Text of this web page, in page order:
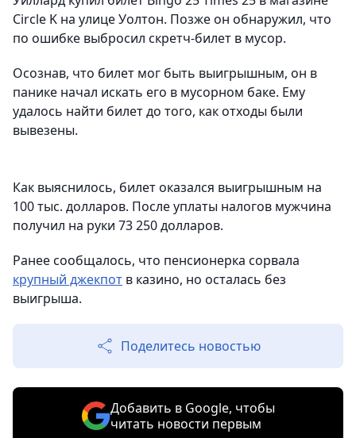
Circle K на улице Уолтон. Позже он обнаружил, что
по ошибке выбросил скретч-билет в мусор.
Осознав, что билет мог быть выигрышным, он в
панике начал искать его в мусорном баке. Ему
удалось найти билет до того, как отходы были
вывезены.
Как выяснилось, билет оказался выигрышным на
100 тыс. долларов. После уплаты налогов мужчина
получил на руки 73 250 долларов.
Ранее сообщалось, что пенсионерка сорвала
крупный джекпот в казино, но осталась без
выигрыша.
Поделитесь новостью
Добавить в Google, чтобы
читать новости первым